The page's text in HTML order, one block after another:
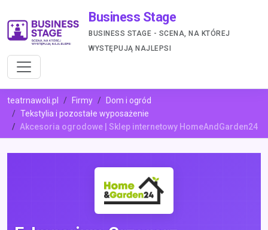
Business Stage
BUSINESS STAGE - SCENA, NA KTÓREJ
WYSTĘPUJĄ NAJLEPSI
teatrnawoli.pl Firmy
Dom i ogród
Tekstylia i pozostałe wyposażenie
Akcesoria ogrodowe | Sklep internetowy HomeAndGarden24